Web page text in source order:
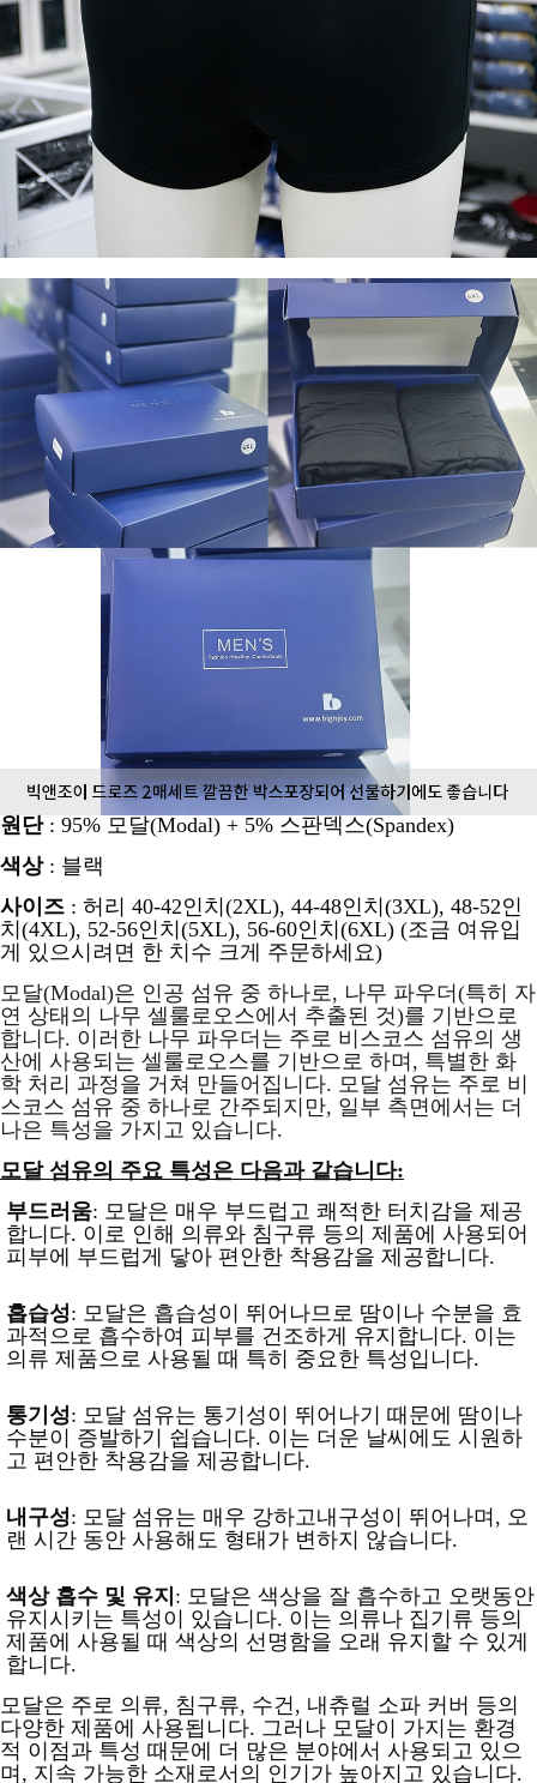
원단: 95% 모달(Modal) + 5% 스판덱스(Spandex)
색상: 블랙
사이즈 : 허리 40-42인치(2XL), 44-48인치(3XL), 48-52인
치(4XL), 52-56인치(5XL), 56-60인치(6XL) (조금 여유입
게 있으시려면 한 치수 크게 주문하세요)
모달(Modal)은 인공 섬유 중 하나로, 나무 파우더(특히 자
연 상태의 나무 셀룰로오스에서 추출된 것)를 기반으로
합니다. 이러한 나무 파우더는 주로 비스코스 섬유의 생
산에 사용되는 셀룰로오스를 기반으로 하며, 특별한 화
학 처리 과정을 거쳐 만들어집니다. 모달 섬유는 주로 비
스코스 섬유 중 하나로 간주되지만, 일부 측면에서는 더
나은 특성을 가지고 있습니다.
모달 섬유의 주요 특성은 다음과 같습니다:
부드러움: 모달은 매우 부드럽고 쾌적한 터치감을 제공
합니다. 이로 인해 의류와 침구류 등의 제품에 사용되어
피부에 부드럽게 닿아 편안한 착용감을 제공합니다.
흡습성: 모달은 흡습성이 뛰어나므로 땀이나 수분을 효
과적으로 흡수하여 피부를 건조하게 유지합니다. 이는
의류 제품으로 사용될 때 특히 중요한 특성입니다.
통기성: 모달 섬유는 통기성이 뛰어나기 때문에 땀이나
수분이 증발하기 쉽습니다. 이는 더운 날씨에도 시원하
고 편안한 착용감을 제공합니다.
내구성: 모달 섬유는 매우 강하고내구성이 뛰어나며, 오
랜 시간 동안 사용해도 형태가 변하지 않습니다.
색상 흡수 및 유지 : 모달은 색상을 잘 흡수하고 오랫동안
유지시키는 특성이 있습니다. 이는 의류나 집기류 등의
제품에 사용될 때 색상의 선명함을 오래 유지할 수 있게
합니다.
모달은 주로 의류, 침구류, 수건, 내츄럴 소파 커버 등의
다양한 제품에 사용됩니다. 그러나 모달이 가지는 환경
적 이점과 특성 때문에 더 많은 분야에서 사용되고 있으
며, 지속 가능한 소재로서의 인기가 높아지고 있습니다.